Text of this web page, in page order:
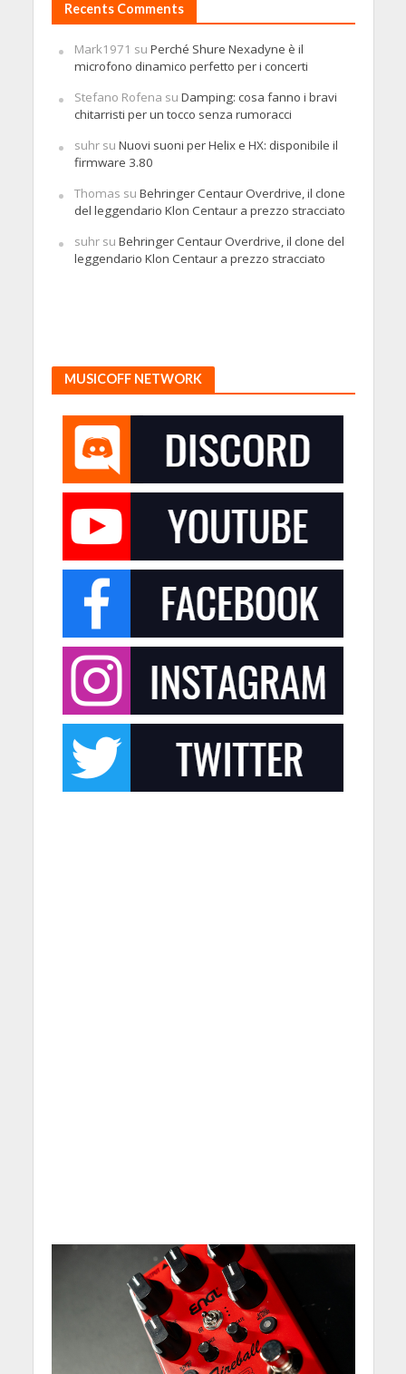
Recents Comments
Mark1971 su Perché Shure Nexadyne è il
microfono dinamico perfetto per i concerti
Stefano Rofena su Damping: cosa fanno i bravi
chitarristi per un tocco senza rumoracci
suhrsu Nuovi suoni per Helix e HX: disponibile il
firmware 3.80
Thomas su Behringer Centaur Overdrive, il clone
del leggendario Klon Centaur a prezzo stracciato
suhrsu Behringer Centaur Overdrive, il clone del
leggendario Klon Centaur a prezzo stracciato
MUSICOFF NETWORK